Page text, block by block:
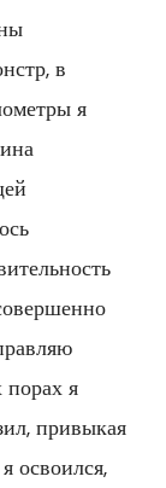
в
я
порах я
привыкая
освоился,